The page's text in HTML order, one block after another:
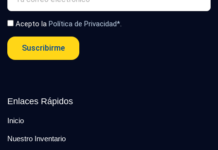
Acepto la Política de Privacidad*.
Suscribirme
Enlaces Rápidos
Inicio
Nuestro Inventario